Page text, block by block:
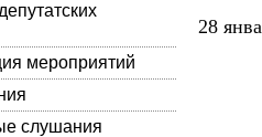
мероприятий
слушания
28